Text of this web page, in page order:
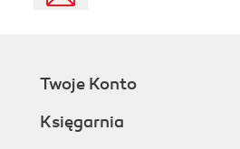
Twoje Konto
Księgarnia